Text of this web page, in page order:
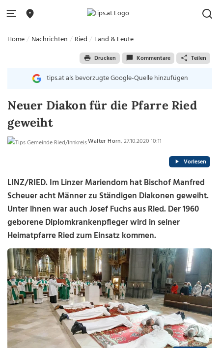
Home Nachrichten Ried Land & Leute
Drucken Kommentare Teilen
tips.at als bevorzugte Google-Quelle hinzufügen
Neuer Diakon für die Pfarre Ried
geweiht
Walter Horn, 27.10.2020 10:11
Vorlesen
LINZ/RIED. Im Linzer Mariendom hat Bischof Manfred
Scheuer acht Männer zu Ständigen Diakonen geweiht.
Unter ihnen war auch Josef Fuchs aus Ried. Der 1960
geborene Diplomkrankenpfleger wird in seiner
Heimatpfarre Ried zum Einsatz kommen.